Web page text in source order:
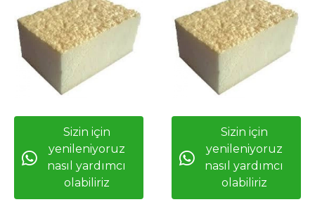
Sizin için
yenileniyoruz
nasıl yardımcı
olabiliriz
Sizin için
yenileniyoruz
nasıl yardımcı
olabiliriz